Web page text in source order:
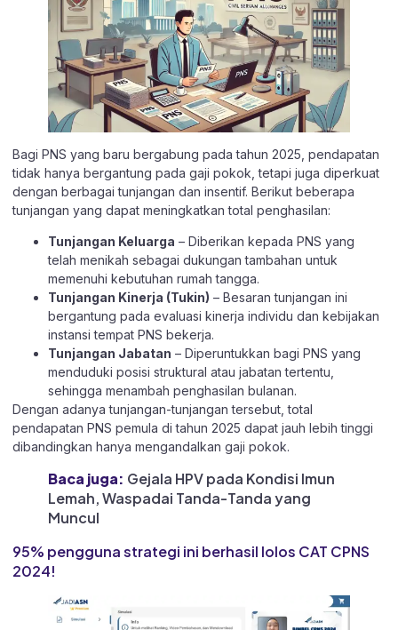
Bagi PNS yang baru bergabung pada tahun 2025, pendapatan
tidak hanya bergantung pada gaji pokok, tetapi juga diperkuat
dengan berbagai tunjangan dan insentif. Berikut beberapa
tunjangan yang dapat meningkatkan total penghasilan:
Tunjangan Keluarga – Diberikan kepada PNS yang
telah menikah sebagai dukungan tambahan untuk
memenuhi kebutuhan rumah tangga.
Tunjangan Kinerja (Tukin) – Besaran tunjangan ini
bergantung pada evaluasi kinerja individu dan kebijakan
instansi tempat PNS bekerja.
Tunjangan Jabatan – Diperuntukkan bagi PNS yang
menduduki posisi struktural atau jabatan tertentu,
sehingga menambah penghasilan bulanan.
Dengan adanya tunjangan-tunjangan tersebut, total
pendapatan PNS pemula di tahun 2025 dapat jauh lebih tinggi
dibandingkan hanya mengandalkan gaji pokok.
Baca juga: Gejala HPV pada Kondisi Imun
Lemah, Waspadai Tanda-Tanda yang
Muncul
95% pengguna strategi ini berhasil lolos CAT CPNS
2024!